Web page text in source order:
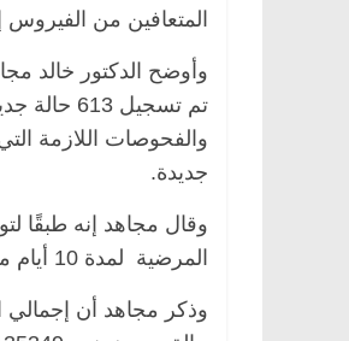
المتعافين من الفيروس إلى 135349
وأوضح الدكتور خالد
تم
جديدة.
المرضية لمدة 10 أيام من الإصابة يعد مؤشرًا لتعافي المريض من فيروس كورونا.